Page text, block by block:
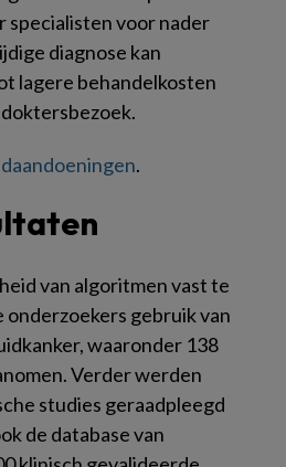
specialisten voor nader
diagnose kan
lagere behandelkosten
.
van algoritmen vast te
onderzoekers gebruik van
waaronder 138
Verder werden
studies geraadpleegd
de database van